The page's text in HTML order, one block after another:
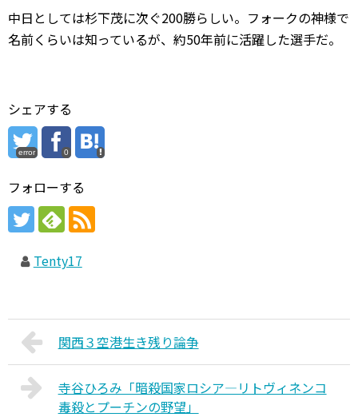
中日としては杉下茂に次ぐ200勝らしい。フォークの神様で
名前くらいは知っているが、約50年前に活躍した選手だ。
シェアする
error 0
フォローする
Tenty17
関西３空港生き残り論争
寺谷ひろみ「暗殺国家ロシア―リトヴィネンコ
毒殺とプーチンの野望」